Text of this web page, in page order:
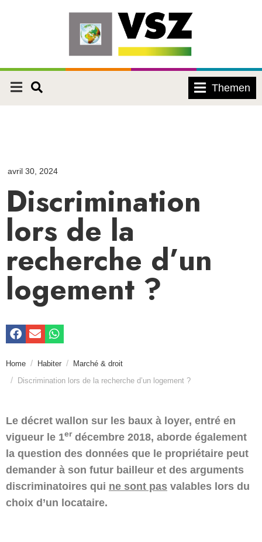
Themen
avril 30, 2024
Discrimination
lors de la
recherche d’un
logement ?
Home Habiter
Marché & droit
Discrimination lors de la recherche d’un logement ?
Le décret wallon sur les baux à loyer, entré en
vigueur le 1erdécembre 2018, aborde également
la question des données que le propriétaire peut
demander à son futur bailleur et des arguments
discriminatoires qui ne sont pas valables lors du
choix d’un locataire.